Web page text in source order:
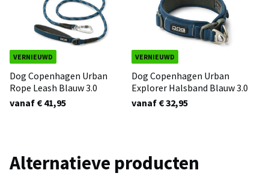
VERNIEUWD
Dog Copenhagen Urban
Rope Leash Blauw 3.0
vanaf € 41,95
VERNIEUWD
Dog Copenhagen Urban
Explorer Halsband Blauw 3.0
vanaf € 32,95
Alternatieve producten